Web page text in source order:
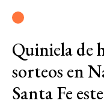
Quiniela de
sorteos en
Santa Fe